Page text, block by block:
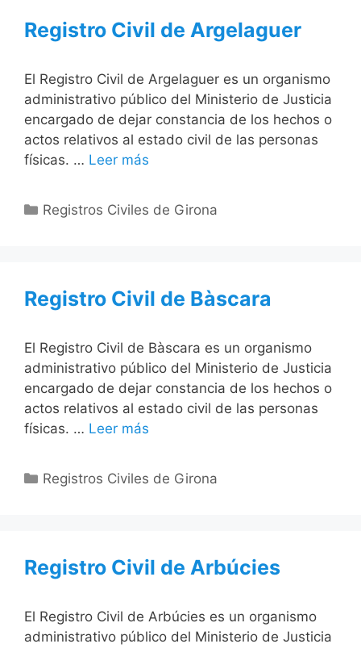
Registro Civil de Argelaguer
El Registro Civil de Argelaguer es un organismo
administrativo público del Ministerio de Justicia
encargado de dejar constancia de los hechos o
actos relativos al estado civil de las personas
físicas. … Leer más
Categorías
Registros Civiles de Girona
Registro Civil de Bàscara
El Registro Civil de Bàscara es un organismo
administrativo público del Ministerio de Justicia
encargado de dejar constancia de los hechos o
actos relativos al estado civil de las personas
físicas. … Leer más
Categorías
Registros Civiles de Girona
Registro Civil de Arbúcies
El Registro Civil de Arbúcies es un organismo
administrativo público del Ministerio de Justicia